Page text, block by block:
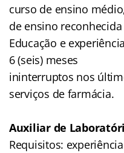
curso de ensino
de ensino
Educação e
6 (seis) meses
ininterruptos nos
serviços de farmácia.
Auxiliar de
Requisitos: